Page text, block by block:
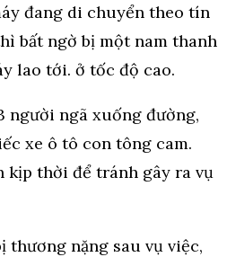
đang di chuyển theo tín
bất ngờ bị một nam thanh
lao tới. ở tốc độ cao.
người ngã xuống đường,
xe ô tô con tông cam.
kịp thời để tránh gây ra vụ
thương nặng sau vụ việc,